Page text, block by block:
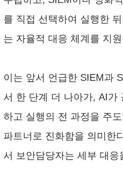
를 직접 선택하여 실행한
는 자율적 대응 체계를 지
이는 앞서 언급한 SIEM과
서 한 단계 더 나아가, AI가
하고 실행의 전 과정을 주
파트너로 진화함을 의미한
서 보안담당자는 세부 대